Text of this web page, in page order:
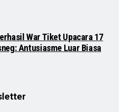
War Tiket Upacara 17
Antusiasme Luar Biasa